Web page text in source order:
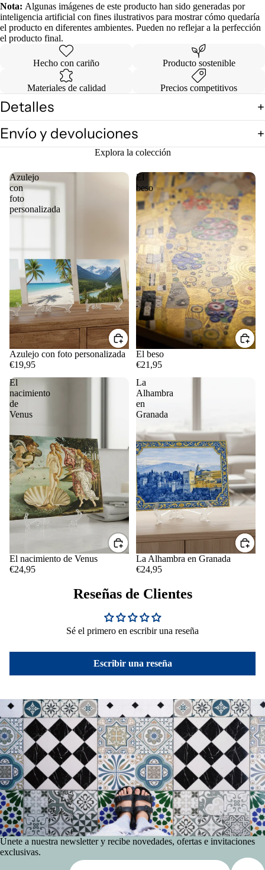
Nota: Algunas imágenes de este producto han sido generadas por
inteligencia artificial con fines ilustrativos para mostrar cómo quedaría
el producto en diferentes ambientes. Pueden no reflejar a la perfección
el producto final.
Hecho con cariño Producto sostenible
Materiales de calidad Precios competitivos
Detalles
Envío y devoluciones
Explora la colección
Azulejo
con
foto
personalizada
Azulejo con foto personalizada
€19,95
El
beso
El beso
€21,95
El
nacimiento
de
Venus
El nacimiento de Venus
€24,95
La
Alhambra
en
Granada
La Alhambra en Granada
€24,95
Reseñas de Clientes
Sé el primero en escribir una reseña
Escribir una reseña
Únete a nuestra newsletter y recibe novedades, ofertas e invitaciones
exclusivas.